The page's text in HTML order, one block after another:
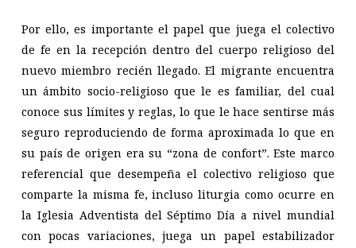
Por ello, es importante el papel que juega el colectivo
de fe en la recepción dentro del cuerpo religioso del
nuevo miembro recién llegado. El migrante encuentra
un ámbito socio-religioso que le es familiar, del cual
conoce sus límites y reglas, lo que le hace sentirse más
seguro reproduciendo de forma aproximada lo que en
su país de origen era su “zona de confort”. Este marco
referencial que desempeña el colectivo religioso que
comparte la misma fe, incluso liturgia como ocurre en
la Iglesia Adventista del Séptimo Día a nivel mundial
con pocas variaciones, juega un papel estabilizador